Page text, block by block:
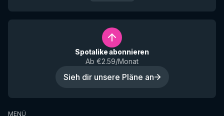
Spotalike abonnieren
Ab €2.59/Monat
Sieh dir unsere Pläne an
MENÜ